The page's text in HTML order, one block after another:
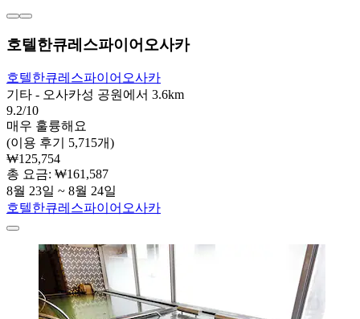
호텔한큐레스파이어오사카
호텔한큐레스파이어오사카
기타 - 오사카성 공원에서 3.6km
9.2/10
매우 훌륭해요
(이용 후기 5,715개)
₩125,754
총 요금: ₩161,587
8월 23일 ~ 8월 24일
호텔한큐레스파이어오사카